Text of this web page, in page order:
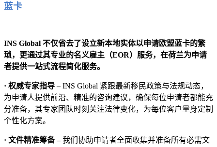
蓝卡
INS Global 不仅省去了设立新本地实体以申请欧盟蓝卡的繁
琐，更通过其专业的名义雇主（EOR）服务，在荷兰为申请
者提供一站式流程简化服务。
· 权威专家指导 –INS Global 紧跟最新移民政策与法规动态，
为申请人提供前沿、精准的咨询建议，确保每位申请者都能充
分准备，其专家团队时刻关注法律变化，为每位客户量身定制
个性化方案。
· 文件精准筹备 –我们协助申请者全面收集并准备所有必需文